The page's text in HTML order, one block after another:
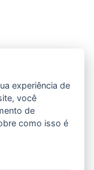
experiência de
você
de
como isso é